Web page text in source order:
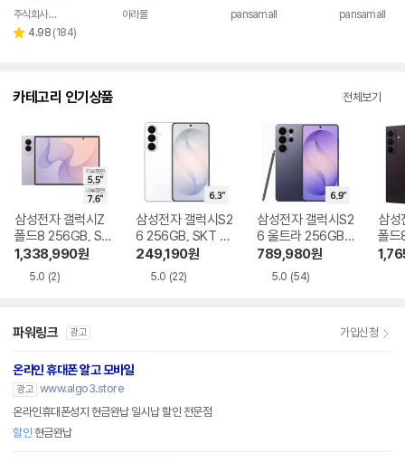
는
표
페이
주식회사 폰빌리지
별 4.98 리
(184)
아라몰
pansamall
pansamall
카테고리 인기상품 전체보기
삼성전자 갤럭시Z
폴드8 256GB, SK
T 기기변경 완납
1,338,990원
5.0 (2)
삼성전자 갤럭시S2
6 256GB, SKT 기
기변경 완납
249,190원
5.0 (22)
삼성전자 갤럭시S2
6 울트라 256GB,
SKT 기기변경 완납
789,980원
5.0 (54)
삼성
폴드
GB,
파워링크 광고 가입신청
온라인 휴대폰 알고 모바일
광고 www.algo3.store
온라인휴대폰성지 현금완납 일시납 할인 전문점
할인 현금완납